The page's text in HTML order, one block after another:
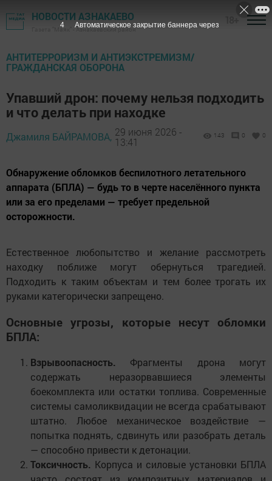
НОВОСТИ АЗНАКАЕВО
Газета "Маяк" - Азнакаевский район
АНТИТЕРРОРИЗМ И АНТИЭКСТРЕМИЗМ/
ГРАЖДАНСКАЯ ОБОРОНА
Упавший дрон: почему нельзя подходить
и что делать при находке
Джамиля БАЙРАМОВА, 29 июня 2026 -
13:41
143 0 0
Обнаружение обломков беспилотного летательного
аппарата (БПЛА) — будь то в черте населённого пункта
или за его пределами — требует предельной
осторожности.
Естественное любопытство и желание рассмотреть
находку поближе могут обернуться трагедией.
Подходить к таким объектам и тем более трогать их
руками категорически запрещено.
Основные угрозы, которые несут обломки
БПЛА:
Взрывоопасность. Фрагменты дрона могут
содержать неразорвавшиеся элементы
боекомплекта или остатки топлива. Современные
системы самоликвидации не всегда срабатывают
штатно. Любое механическое воздействие —
попытка поднять, сдвинуть или разобрать деталь
— способно привести к детонации.
Токсичность. Корпуса и силовые установки БПЛА
3 Автоматическое закрытие баннера через